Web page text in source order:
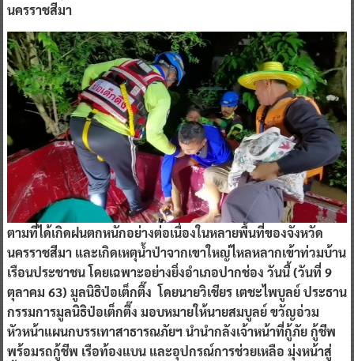
นครราชสีมา
ตามที่ได้เกิดฝนตกหนักอย่างต่อเนื่องในหลายพื้นที่ของจังหวัด
นครราชสีมา และเกิดเหตุน้ำป่าจากเขาใหญ่ไหลหลากเข้าท่วมบ้าน
เรือนประชาชน โดยเฉพาะอย่างยิ่งอำเภอปากช่อง วันนี้ (วันที่ 9
ตุลาคม 63) มูลนิธิป่อเต็กตึ๊ง โดยนายวิเชียร เตชะไพบูลย์ ประธาน
กรรมการมูลนิธิป่อเต็กตึ๊ง มอบหมายให้นายสมบูลย์ ขวัญอ่วม
หัวหน้าแผนกบรรเทาสาธารณภัยฯ นำนำกลังเจ้าหน้าที่กู้ภัย กู้ชีพ
พร้อมรถกู้ชีพ เรือท้องแบน และอุปกรณ์การช่วยเหลือ มุ่งหน้าสู่